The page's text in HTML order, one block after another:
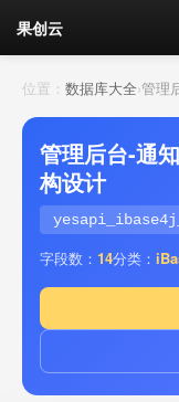
果创云
数据表单
API接口
云存储
流量 剩余接口流量
套餐
位置： 数据库大全›管理
管理后台-通
构设计
字段数： 14分类：